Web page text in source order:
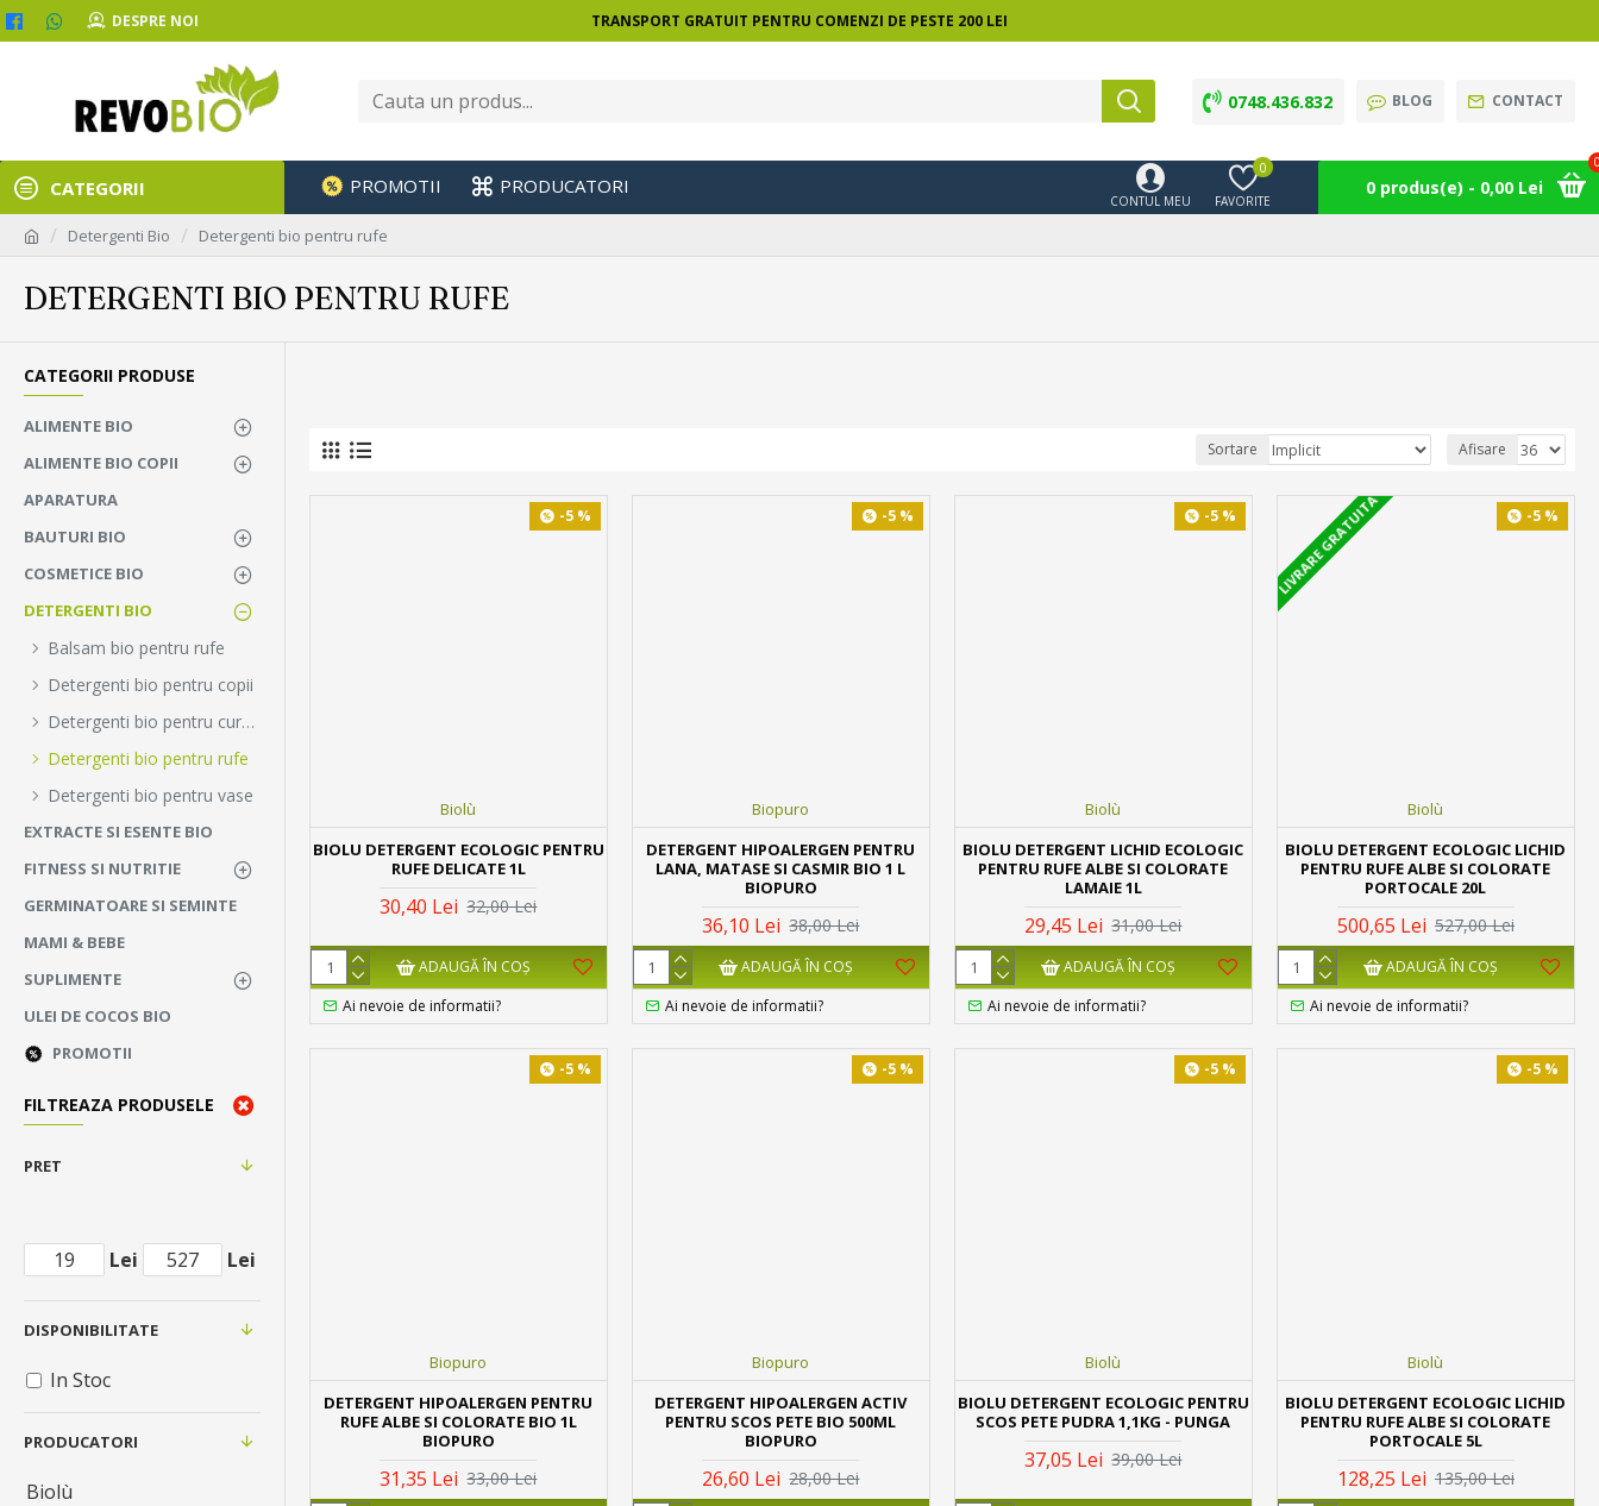
DESPRE NOI TRANSPORT GRATUIT PENTRU COMENZI DE PESTE 200 LEI
0748.436.832 BLOG CONTACT
CATEGORII PROMOTII PRODUCATORI
CONTUL MEU FAVORITE
0
0 produs(e) - 0,00 Lei
Detergenti Bio Detergenti bio pentru rufe
DETERGENTI BIO PENTRU RUFE
CATEGORII PRODUSE
ALIMENTE BIO
ALIMENTE BIO COPII
APARATURA
BAUTURI BIO
COSMETICE BIO
DETERGENTI BIO
Balsam bio pentru rufe
Detergenti bio pentru copii
Detergenti bio pentru curatenia casei
Detergenti bio pentru rufe
Detergenti bio pentru vase
EXTRACTE SI ESENTE BIO
FITNESS SI NUTRITIE
GERMINATOARE SI SEMINTE
MAMI & BEBE
SUPLIMENTE
ULEI DE COCOS BIO
PROMOTII
FILTREAZA PRODUSELE
PRET
Lei Lei
PRODUCATORI
Biolù
DISPONIBILITATE
In Stoc
Sortare Afisare
-5 %
Biolù
BIOLU DETERGENT ECOLOGIC PENTRU
RUFE DELICATE 1L
30,40 Lei 32,00 Lei
ADAUGĂ ÎN COŞ
Ai nevoie de informatii?
-5 %
Biopuro
DETERGENT HIPOALERGEN PENTRU
LANA, MATASE SI CASMIR BIO 1 L
BIOPURO
36,10 Lei 38,00 Lei
ADAUGĂ ÎN COŞ
Ai nevoie de informatii?
-5 %
Biolù
BIOLU DETERGENT LICHID ECOLOGIC
PENTRU RUFE ALBE SI COLORATE
LAMAIE 1L
29,45 Lei 31,00 Lei
ADAUGĂ ÎN COŞ
Ai nevoie de informatii?
LIVRARE GRATUITA -5 %
Biolù
BIOLU DETERGENT ECOLOGIC LICHID
PENTRU RUFE ALBE SI COLORATE
PORTOCALE 20L
500,65 Lei 527,00 Lei
ADAUGĂ ÎN COŞ
Ai nevoie de informatii?
-5 %
Biopuro
DETERGENT HIPOALERGEN PENTRU
RUFE ALBE SI COLORATE BIO 1L
BIOPURO
31,35 Lei 33,00 Lei
-5 %
Biopuro
DETERGENT HIPOALERGEN ACTIV
PENTRU SCOS PETE BIO 500ML
BIOPURO
26,60 Lei 28,00 Lei
-5 %
Biolù
BIOLU DETERGENT ECOLOGIC PENTRU
SCOS PETE PUDRA 1,1KG - PUNGA
37,05 Lei 39,00 Lei
-5 %
Biolù
BIOLU DETERGENT ECOLOGIC LICHID
PENTRU RUFE ALBE SI COLORATE
PORTOCALE 5L
128,25 Lei 135,00 Lei